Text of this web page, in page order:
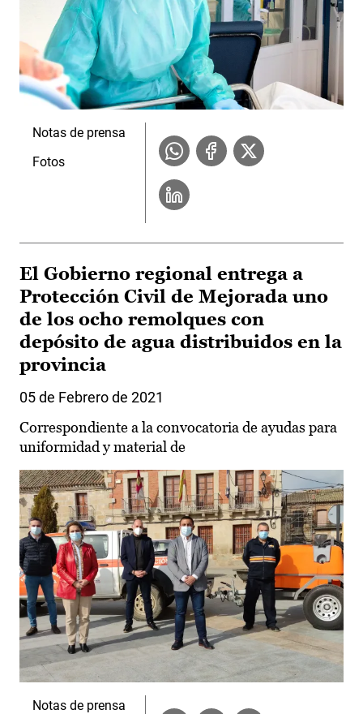
Notas de prensa
Fotos
El Gobierno regional entrega a
Protección Civil de Mejorada uno
de los ocho remolques con
depósito de agua distribuidos en la
provincia
05 de Febrero de 2021
Correspondiente a la convocatoria de ayudas para
uniformidad y material de
Notas de prensa